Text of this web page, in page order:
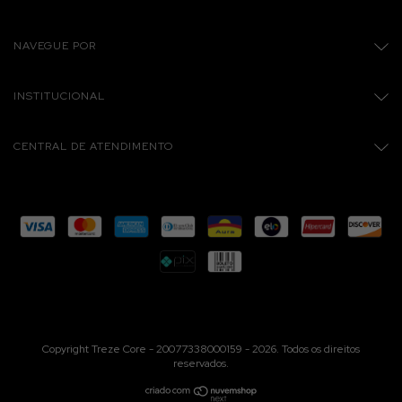
NAVEGUE POR
INSTITUCIONAL
CENTRAL DE ATENDIMENTO
Copyright Treze Core - 20077338000159 - 2026. Todos os direitos
reservados.